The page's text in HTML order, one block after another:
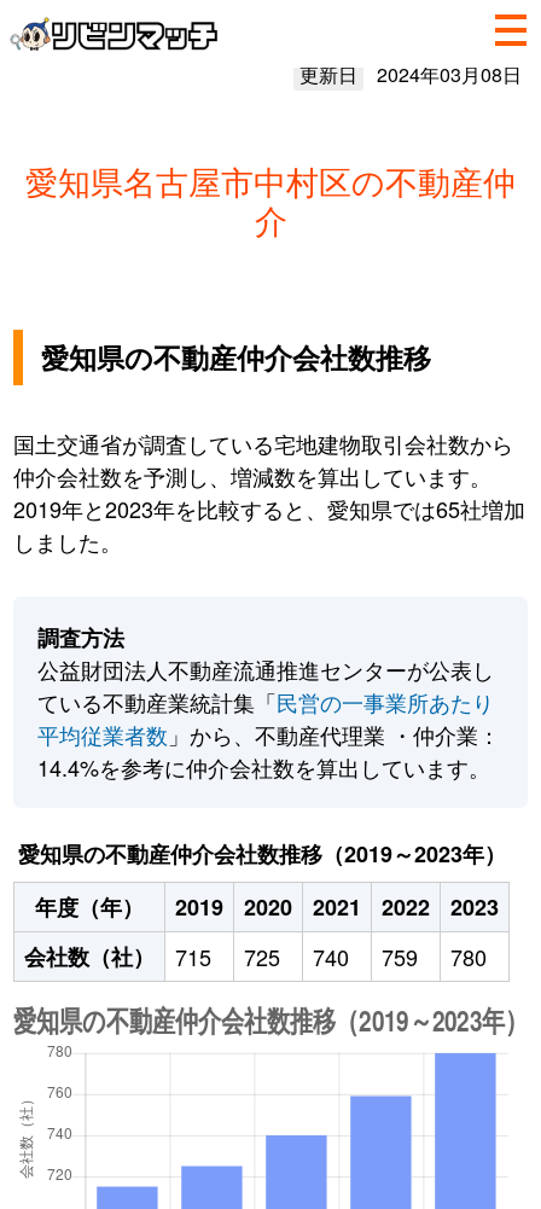
更新日 2024年03月08日
愛知県名古屋市中村区の不動産仲
介
愛知県の不動産仲介会社数推移
国土交通省が調査している宅地建物取引会社数から
仲介会社数を予測し、増減数を算出しています。
2019年と2023年を比較すると、愛知県では65社増加
しました。
調査方法
公益財団法人不動産流通推進センターが公表し
ている不動産業統計集「民営の一事業所あたり
平均従業者数 」から、不動産代理業 ・仲介業：
14.4%を参考に仲介会社数を算出しています。
愛知県の不動産仲介会社数推移（2019～2023年）
年度（年）
2019 2020 2021 2022
2023
会社数（社）
715 725 740 759 780